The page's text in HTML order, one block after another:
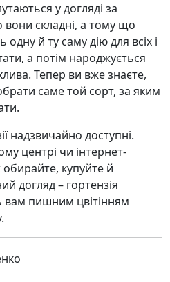
у догляді за
складні, а тому що
й ту саму дію для всіх і
а потім народжується
Тепер ви вже знаєте,
саме той сорт, за яким
надзвичайно доступні.
центрі чи інтернет-
купуйте й
догляд – гортензія
вам пишним цвітінням